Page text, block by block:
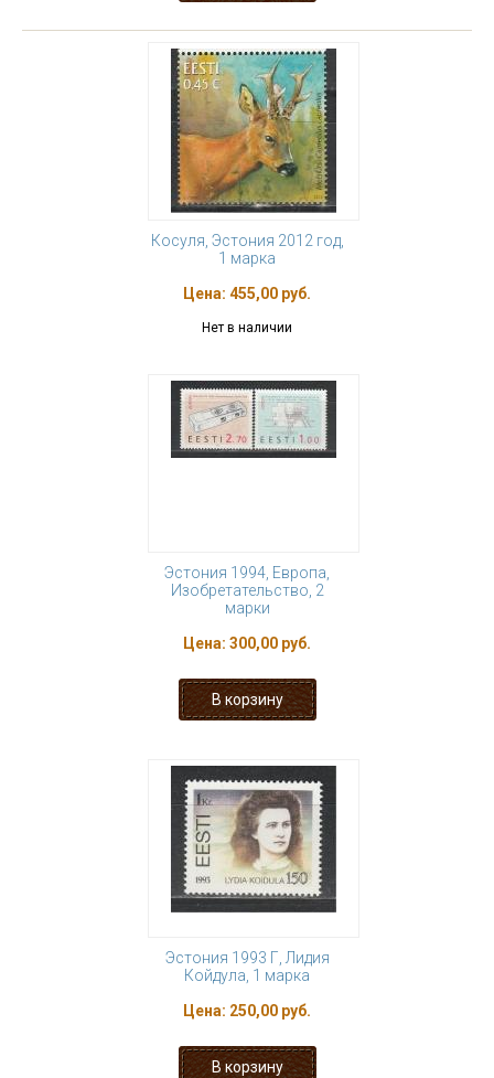
Косуля, Эстония 2012 год,
1 марка
Цена: 455,00 руб.
Нет в наличии
Эстония 1994, Европа,
Изобретательство, 2
марки
Цена: 300,00 руб.
Эстония 1993 Г, Лидия
Койдула, 1 марка
Цена: 250,00 руб.